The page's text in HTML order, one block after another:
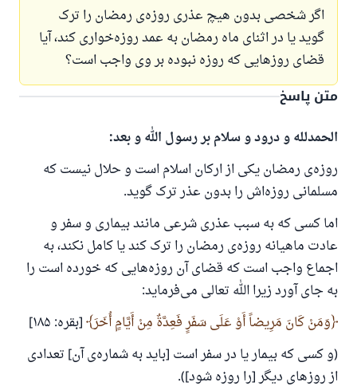
اگر شخصی بدون هیچ عذری روزه‌ی رمضان را ترک
گوید یا در اثنای ماه رمضان به عمد روزه‌خواری کند، آیا
قضای روزهایی که روزه نبوده بر وی واجب است؟
متن پاسخ
الحمدلله و درود و سلام بر رسول الله و بعد:
روزه‌ی رمضان یکی از ارکان اسلام است و حلال نیست که
مسلمانی روزه‌اش را بدون عذر ترک گوید.
اما کسی که به سبب عذری شرعی مانند بیماری و سفر و
عادت ماهیانه روزه‌ی رمضان را ترک کند یا کامل نکند، به
اجماع واجب است که قضای آن روزه‌هایی که خورده است را
به جای آورد زیرا الله تعالی می‌فرماید:
وَمَنْ كَانَ مَرِيضاً أَوْ عَلَى سَفَرٍ فَعِدَّةٌ مِنْ أَيَّامٍ أُخَرَ [بقره: ۱۸۵]
(و کسی که بیمار یا در سفر است [باید به شماره‌ی آن] تعدادی
از روزهای دیگر [را روزه شود]).